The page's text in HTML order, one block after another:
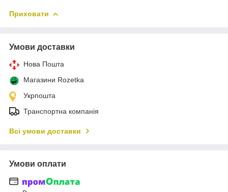
Приховати
Умови доставки
Нова Пошта
Магазини Rozetka
Укрпошта
Транспортна компанія
Всі умови доставки
Умови оплати